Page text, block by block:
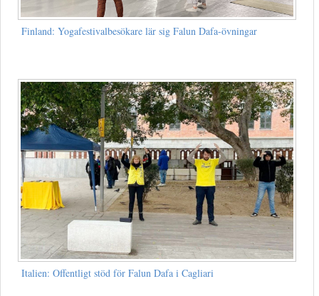
Finland: Yogafestivalbesökare lär sig Falun Dafa-övningar
Italien: Offentligt stöd för Falun Dafa i Cagliari